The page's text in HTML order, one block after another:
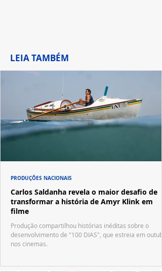
LEIA TAMBÉM
Carlos Saldanha revela o maior desafio de
transformar a história de Amyr Klink em
filme
Produção compartilhou histórias inéditas sobre o
desenvolvimento de "100 DIAS", que estreia em
nos cinemas.
PRODUÇÕES NACIONAIS